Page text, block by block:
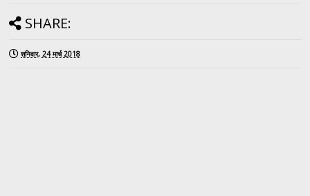
SHARE:
शनिवार, 24 मार्च 2018